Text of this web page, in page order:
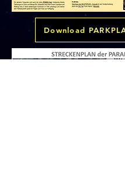
Download